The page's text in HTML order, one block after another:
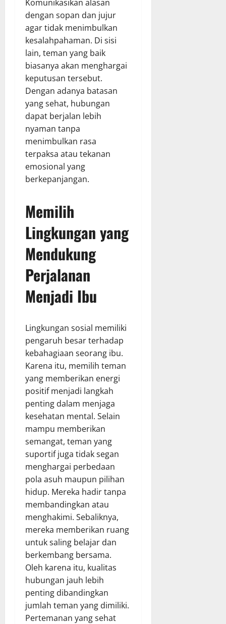
Komunikasikan alasan
dengan sopan dan jujur
agar tidak menimbulkan
kesalahpahaman. Di sisi
lain, teman yang baik
biasanya akan menghargai
keputusan tersebut.
Dengan adanya batasan
yang sehat, hubungan
dapat berjalan lebih
nyaman tanpa
menimbulkan rasa
terpaksa atau tekanan
emosional yang
berkepanjangan.
Memilih
Lingkungan yang
Mendukung
Perjalanan
Menjadi Ibu
Lingkungan sosial memiliki
pengaruh besar terhadap
kebahagiaan seorang ibu.
Karena itu, memilih teman
yang memberikan energi
positif menjadi langkah
penting dalam menjaga
kesehatan mental. Selain
mampu memberikan
semangat, teman yang
suportif juga tidak segan
menghargai perbedaan
pola asuh maupun pilihan
hidup. Mereka hadir tanpa
membandingkan atau
menghakimi. Sebaliknya,
mereka memberikan ruang
untuk saling belajar dan
berkembang bersama.
Oleh karena itu, kualitas
hubungan jauh lebih
penting dibandingkan
jumlah teman yang dimiliki.
Pertemanan yang sehat